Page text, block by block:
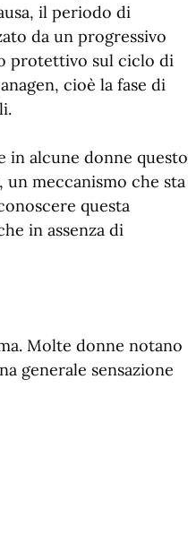
il periodo di
da un progressivo
protettivo sul ciclo di
cioè la fase di
in alcune donne questo
meccanismo che sta
questa
in assenza di
Molte donne notano
generale sensazione